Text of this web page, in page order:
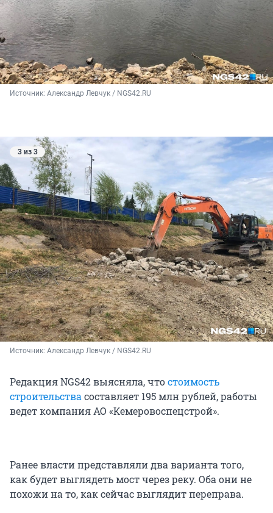
Источник: Александр Левчук / NGS42.RU
3 из 3
Источник: Александр Левчук / NGS42.RU
Редакция NGS42 выясняла, чтостоимость
строительства составляет 195 млн рублей, работы
ведет компания АО «Кемеровоспецстрой».
Ранее власти представляли два варианта того,
как будет выглядеть мост через реку. Оба они не
похожи на то, как сейчас выглядит переправа.